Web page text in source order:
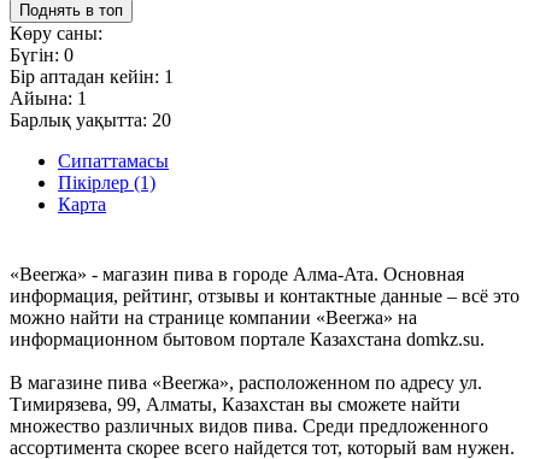
Поднять в топ
Көру саны:
Бүгін: 0
Бір аптадан кейін: 1
Айына: 1
Барлық уақытта: 20
Сипаттамасы
Пікірлер (1)
Карта
«Beerжа» - магазин пива в городе Алма-Ата. Основная
информация, рейтинг, отзывы и контактные данные – всё это
можно найти на странице компании «Beerжа» на
информационном бытовом портале Казахстана domkz.su.
В магазине пива «Beerжа», расположенном по адресу ул.
Тимирязева, 99, Алматы, Казахстан вы сможете найти
множество различных видов пива. Среди предложенного
ассортимента скорее всего найдется тот, который вам нужен.